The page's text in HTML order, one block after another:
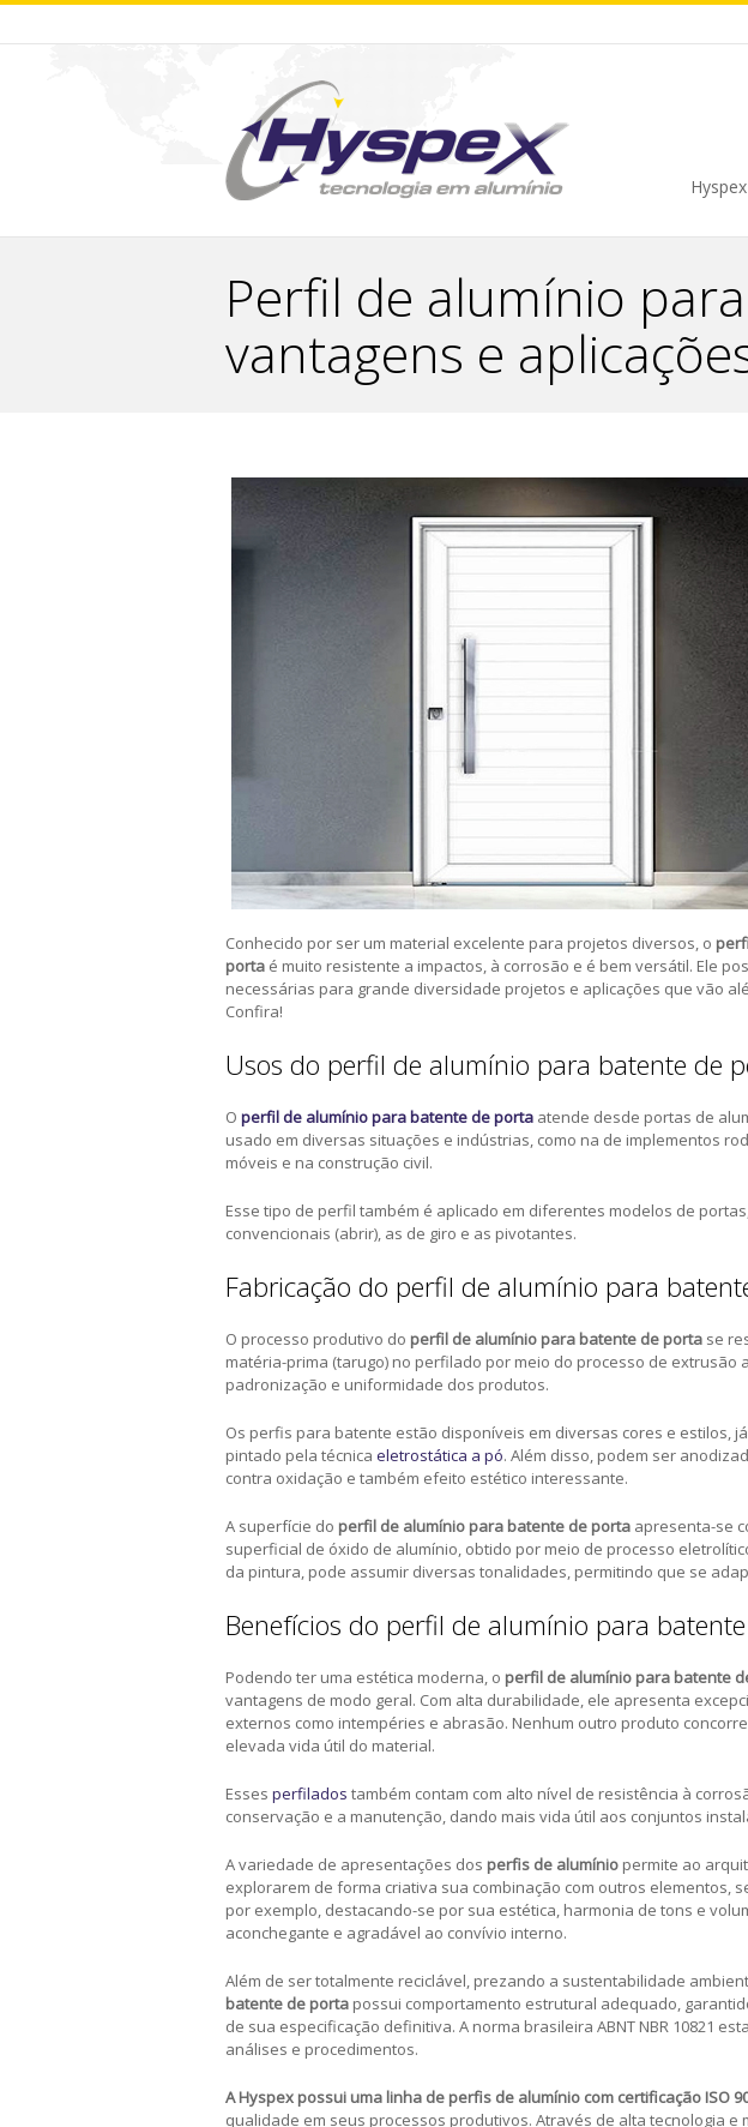
Hyspex
Perfil de alumínio
vantagens e
Conhecido por ser um material excelente para projetos diversos, o
porta é muito resistente a impactos, à corrosão e é bem versátil. Ele
necessárias para grande diversidade projetos e aplicações que vão
Confira!
Usos do perfil de alumínio para batente de
O perfil de alumínio para batente de porta atende desde portas de
usado em diversas situações e indústrias, como na de implementos
móveis e na construção civil.
Esse tipo de perfil também é aplicado em diferentes modelos de
convencionais (abrir), as de giro e as pivotantes.
Fabricação do perfil de alumínio para
O processo produtivo do perfil de alumínio para batente de porta se
matéria-prima (tarugo) no perfilado por meio do processo de extrusão
padronização e uniformidade dos produtos.
Os perfis para batente estão disponíveis em diversas cores e estilos,
pintado pela técnica eletrostática a pó. Além disso, podem ser
contra oxidação e também efeito estético interessante.
A superfície do perfil de alumínio para batente de porta apresenta-se
superficial de óxido de alumínio, obtido por meio de processo
da pintura, pode assumir diversas tonalidades, permitindo que se
Benefícios do perfil de alumínio para
Podendo ter uma estética moderna, o perfil de alumínio para batente
vantagens de modo geral. Com alta durabilidade, ele apresenta
externos como intempéries e abrasão. Nenhum outro produto
elevada vida útil do material.
Esses perfilados também contam com alto nível de resistência à
conservação e a manutenção, dando mais vida útil aos conjuntos
A variedade de apresentações dos perfis de alumínio permite ao
explorarem de forma criativa sua combinação com outros elementos,
por exemplo, destacando-se por sua estética, harmonia de tons e
aconchegante e agradável ao convívio interno.
Além de ser totalmente reciclável, prezando a sustentabilidade
batente de porta possui comportamento estrutural adequado,
de sua especificação definitiva. A norma brasileira ABNT NBR 10821
análises e procedimentos.
A Hyspex possui uma linha de perfis de alumínio com certificação ISO
qualidade em seus processos produtivos. Através de alta tecnologia e